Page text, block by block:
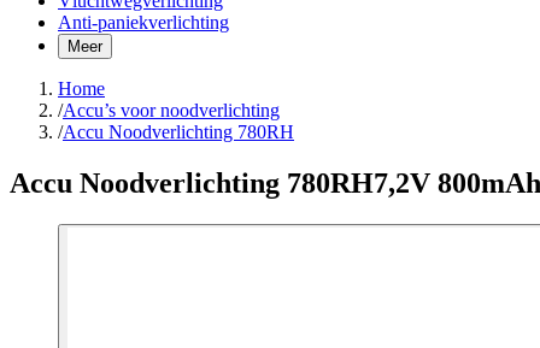
Anti-paniekverlichting
Meer
Home
/Accu’s voor noodverlichting
/Accu Noodverlichting 780RH
Accu Noodverlichting 780RH7,2V 800mAh